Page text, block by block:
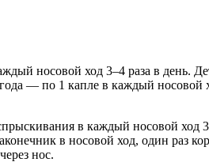
носовой ход 3–4 раза в день.
— по 1 капле в каждый
в каждый носовой ход
в носовой ход, один раз
нос.